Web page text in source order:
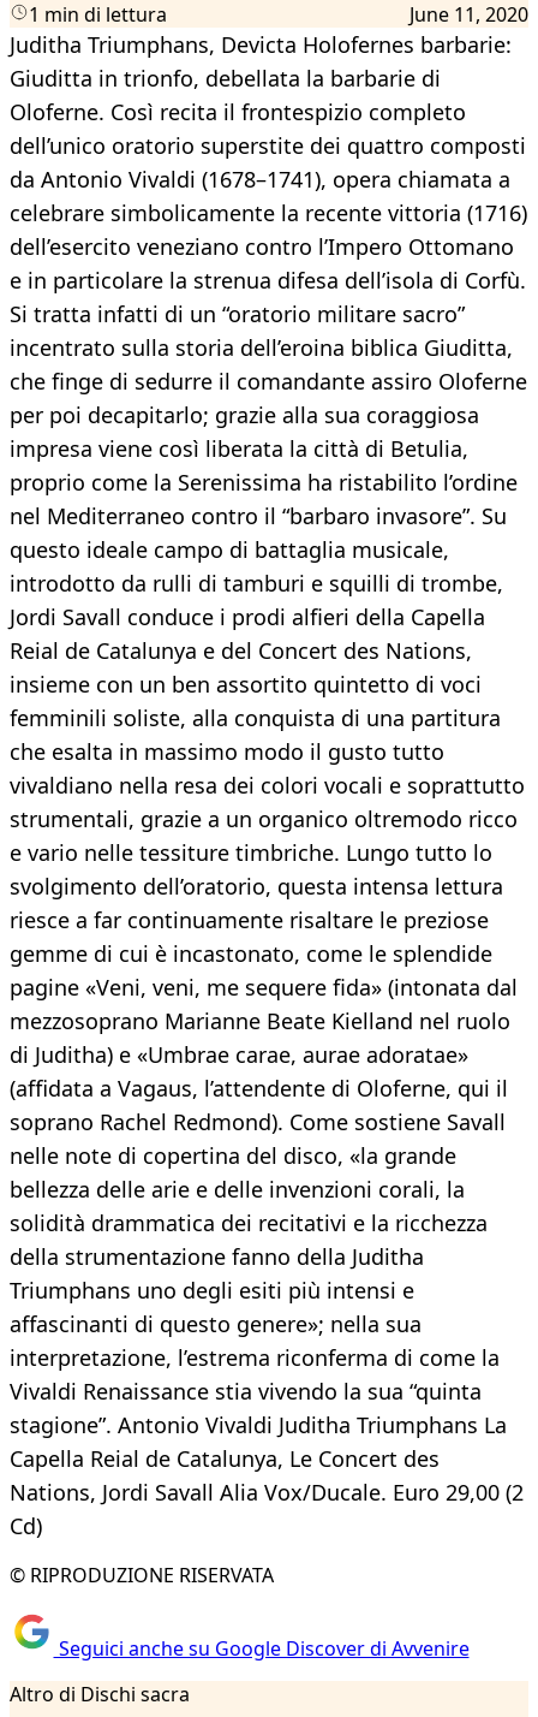
1 min di lettura June 11, 2020
Juditha Triumphans, Devicta Holofernes barbarie:
Giuditta in trionfo, debellata la barbarie di
Oloferne. Così recita il frontespizio completo
dell’unico oratorio superstite dei quattro composti
da Antonio Vivaldi (1678–1741), opera chiamata a
celebrare simbolicamente la recente vittoria (1716)
dell’esercito veneziano contro l’Impero Ottomano
e in particolare la strenua difesa dell’isola di Corfù.
Si tratta infatti di un “oratorio militare sacro”
incentrato sulla storia dell’eroina biblica Giuditta,
che finge di sedurre il comandante assiro Oloferne
per poi decapitarlo; grazie alla sua coraggiosa
impresa viene così liberata la città di Betulia,
proprio come la Serenissima ha ristabilito l’ordine
nel Mediterraneo contro il “barbaro invasore”. Su
questo ideale campo di battaglia musicale,
introdotto da rulli di tamburi e squilli di trombe,
Jordi Savall conduce i prodi alfieri della Capella
Reial de Catalunya e del Concert des Nations,
insieme con un ben assortito quintetto di voci
femminili soliste, alla conquista di una partitura
che esalta in massimo modo il gusto tutto
vivaldiano nella resa dei colori vocali e soprattutto
strumentali, grazie a un organico oltremodo ricco
e vario nelle tessiture timbriche. Lungo tutto lo
svolgimento dell’oratorio, questa intensa lettura
riesce a far continuamente risaltare le preziose
gemme di cui è incastonato, come le splendide
pagine «Veni, veni, me sequere fida» (intonata dal
mezzosoprano Marianne Beate Kielland nel ruolo
di Juditha) e «Umbrae carae, aurae adoratae»
(affidata a Vagaus, l’attendente di Oloferne, qui il
soprano Rachel Redmond). Come sostiene Savall
nelle note di copertina del disco, «la grande
bellezza delle arie e delle invenzioni corali, la
solidità drammatica dei recitativi e la ricchezza
della strumentazione fanno della Juditha
Triumphans uno degli esiti più intensi e
affascinanti di questo genere»; nella sua
interpretazione, l’estrema riconferma di come la
Vivaldi Renaissance stia vivendo la sua “quinta
stagione”. Antonio Vivaldi Juditha Triumphans La
Capella Reial de Catalunya, Le Concert des
Nations, Jordi Savall Alia Vox/Ducale. Euro 29,00 (2
Cd)
© RIPRODUZIONE RISERVATA
Seguici anche su Google Discover di Avvenire
Altro di Dischi sacra